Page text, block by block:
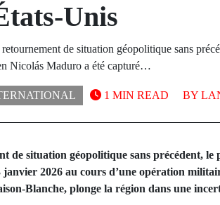
Unis
de situation géopolitique sans
Nicolás Maduro a été capturé…
BY
1 MIN READ
situation géopolitique sans précédent, le
2026 au cours d’une opération
Blanche, plonge la région dans une